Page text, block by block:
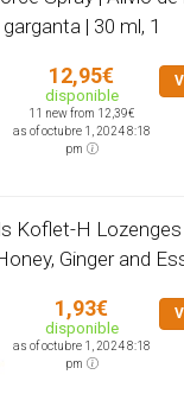
garganta | 30 ml, 1
12,95€
disponible
11 new from 12,39€
as of octubre 1, 2024 8:18
pm
Koflet-H Lozenges
Ginger and
1,93€
disponible
as of octubre 1, 2024 8:18
pm